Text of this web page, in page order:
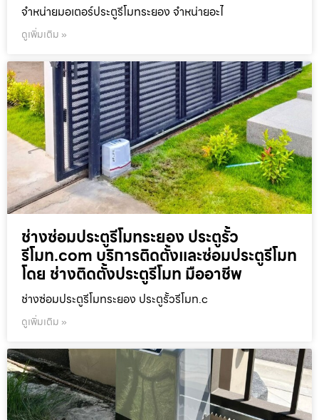
จำหน่ายมอเตอร์ประตูรีโมทระยอง จำหน่ายอะไ
ดูเพิ่มเติม »
ช่างซ่อมประตูรีโมทระยอง ประตูรั้ว
รีโมท.com บริการติดตั้งและซ่อมประตูรีโมท
โดย ช่างติดตั้งประตูรีโมท มืออาชีพ
ช่างซ่อมประตูรีโมทระยอง ประตูรั้วรีโมท.c
ดูเพิ่มเติม »